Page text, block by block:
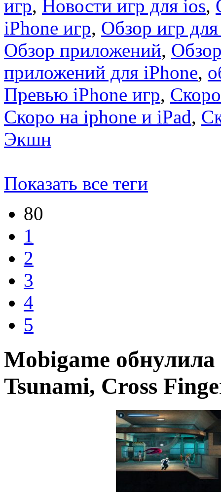
игр, Новости игр для ios,
iPhone игр, Обзор игр
Обзор приложений,
приложений для iPhone,
Превью iPhone игр,
Скоро на iphone и iPad,
Экшн
Показать все теги
80
1
2
3
4
5
Mobigame
Tsunami, Cross